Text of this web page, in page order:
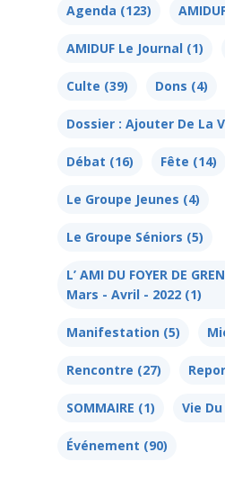
Agenda (123)
AMIDUF Le Journal (1)
Culte (39) Dons (4)
Dossier : Ajouter De La
Débat (16) Fête (14)
Le Groupe Jeunes (4)
Le Groupe Séniors (5)
L’ AMI DU FOYER DE
Mars - Avril - 2022 (1)
Manifestation (5)
Rencontre (27)
SOMMAIRE (1) Vie
Événement (90)